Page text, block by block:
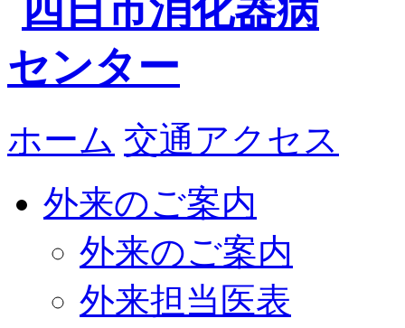
ホーム 交通アクセス
外来のご案内
外来のご案内
外来担当医表